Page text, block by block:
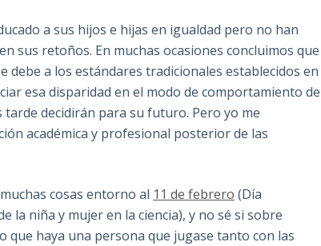
a sus hijos e hijas en igualdad pero no han
sus retoños. En muchas ocasiones concluimos que
debe a los estándares tradicionales establecidos en
esa disparidad en el modo de comportamiento de
decidirán para su futuro. Pero yo me
académica y profesional posterior de las
cosas entorno al 11 de febrero (Día
la niña y mujer en la ciencia), y no sé si sobre
que haya una persona que jugase tanto con las